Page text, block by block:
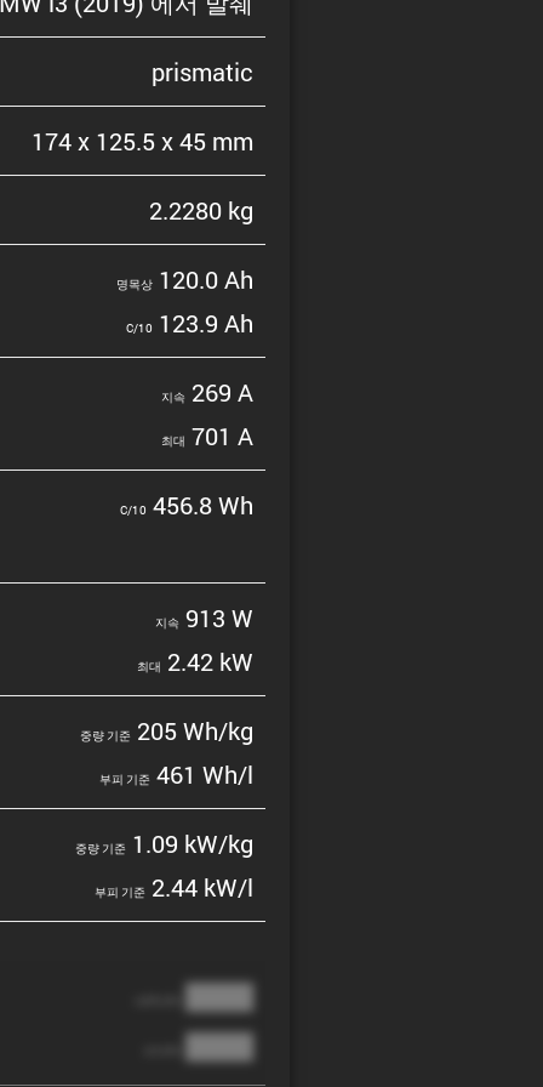
prismatic
174 x 125.5 x 45 mm
2.2280 kg
명목상120.0 Ah
C/10 123.9 Ah
지속 269 A
최대 701 A
C/10 456.8 Wh
지속 913 W
최대 2.42 kW
중량 기준205 Wh/kg
부피 기준461 Wh/l
중량 기준1.09 kW/kg
부피 기준2.44 kW/l
████
████